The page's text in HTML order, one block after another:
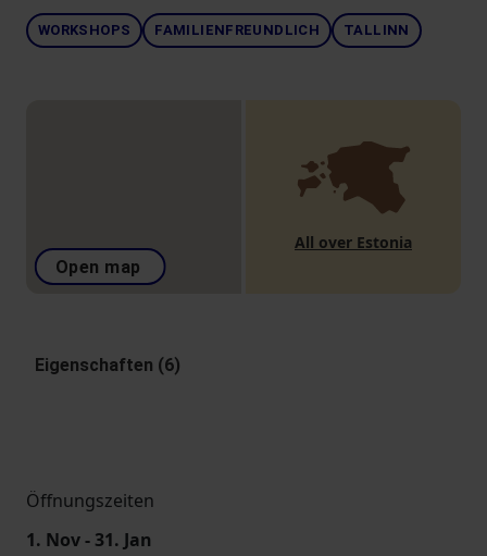
WORKSHOPS FAMILIENFREUNDLICH TALLINN
Open map
All over Estonia
Eigenschaften (6)
Öffnungszeiten
1. Nov - 31. Jan